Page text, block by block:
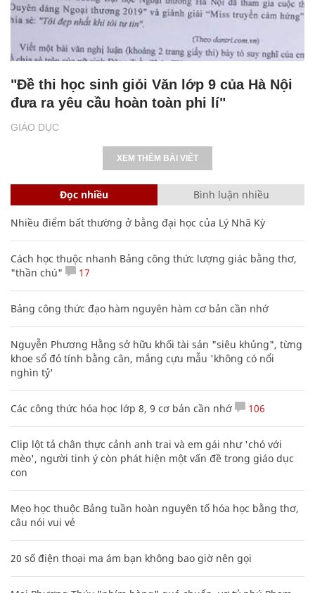
GIÁO DỤC
"Đề thi học sinh giỏi Văn lớp 9 của Hà Nội
đưa ra yêu cầu hoàn toàn phi lí"
XEM THÊM BÀI VIẾT
Đọc nhiều Bình luận nhiều
Nhiều điểm bất thường ở bằng đại học của Lý Nhã Kỳ
Cách học thuộc nhanh Bảng công thức lượng giác bằng thơ,
"thần chú"
17
Bảng công thức đạo hàm nguyên hàm cơ bản cần nhớ
Nguyễn Phương Hằng sở hữu khối tài sản "siêu khủng", từng
khoe sổ đỏ tính bằng cân, mắng cựu mẫu 'không có nổi
nghìn tỷ'
Các công thức hóa học lớp 8, 9 cơ bản cần nhớ 106
Clip lột tả chân thực cảnh anh trai và em gái như 'chó với
mèo', người tinh ý còn phát hiện một vấn đề trong giáo dục
con
Mẹo học thuộc Bảng tuần hoàn nguyên tố hóa học bằng thơ,
câu nói vui vẻ
20 số điện thoại ma ám bạn không bao giờ nên gọi